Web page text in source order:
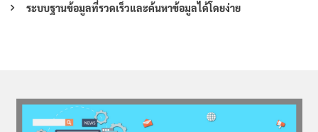
ระบบฐานข้อมูลที่รวดเร็วและค้นหาข้อมูลได้โดยง่าย